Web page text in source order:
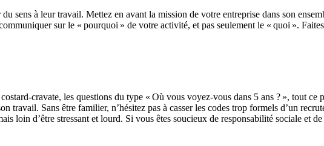
sens à leur travail. Mettez en avant la mission de votre entreprise dans son
sur le « pourquoi » de votre activité, et pas seulement le « quoi ». F
cravate, les questions du type « Où vous voyez-vous dans 5 ans ? », tout ce
travail. Sans être familier, n’hésitez pas à casser les codes trop formels d’un
loin d’être stressant et lourd. Si vous êtes soucieux de responsabilité sociale et